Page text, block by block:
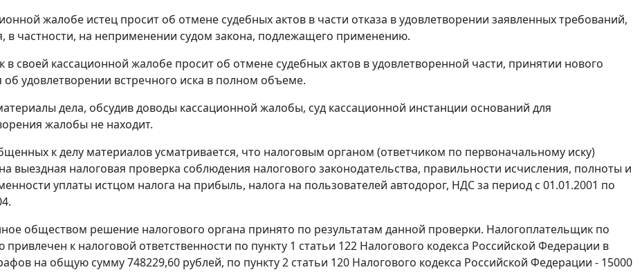
жалобе истец просит об отмене судебных актов в части отказа в удовлетворении заявленных требований,
в частности, на неприменении судом закона, подлежащего применению.
в своей кассационной жалобе просит об отмене судебных актов в удовлетворенной части, принятии нового
удовлетворении встречного иска в полном объеме.
дела, обсудив доводы кассационной жалобы, суд кассационной инстанции оснований для
жалобы не находит.
к делу материалов усматривается, что налоговым органом (ответчиком по первоначальному иску)
выездная налоговая проверка соблюдения налогового законодательства, правильности исчисления, полноты и
уплаты истцом налога на прибыль, налога на пользователей автодорог, НДС за период с 01.01.2001 по
обществом решение налогового органа принято по результатам данной проверки. Налогоплательщик по
к налоговой ответственности по пункту 1 статьи 122 Налогового кодекса Российской Федерации в
на общую сумму 748229,60 рублей, по пункту 2 статьи 120 Налогового кодекса Российской Федерации - 15000